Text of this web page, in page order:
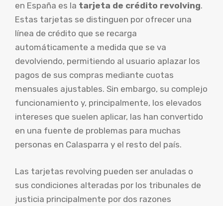
en España es la tarjeta de crédito revolving.
Estas tarjetas se distinguen por ofrecer una
línea de crédito que se recarga
automáticamente a medida que se va
devolviendo, permitiendo al usuario aplazar los
pagos de sus compras mediante cuotas
mensuales ajustables. Sin embargo, su complejo
funcionamiento y, principalmente, los elevados
intereses que suelen aplicar, las han convertido
en una fuente de problemas para muchas
personas en Calasparra y el resto del país.
Las tarjetas revolving pueden ser anuladas o
sus condiciones alteradas por los tribunales de
justicia principalmente por dos razones